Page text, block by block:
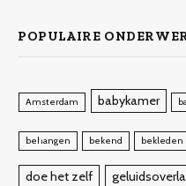
POPULAIRE
Amsterdam babykamer
behangen bekend bekleden
doe het zelf